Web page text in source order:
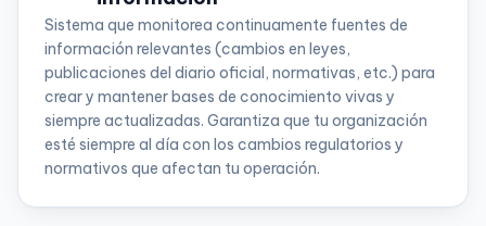
Sistema que monitorea continuamente fuentes de
información relevantes (cambios en leyes,
publicaciones del diario oficial, normativas, etc.) para
crear y mantener bases de conocimiento vivas y
siempre actualizadas. Garantiza que tu organización
esté siempre al día con los cambios regulatorios y
normativos que afectan tu operación.